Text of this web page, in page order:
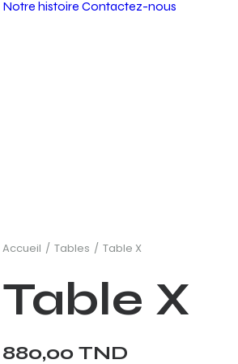
Notre histoire Contactez-nous
Accueil Tables Table X
Table X
880,00 TND